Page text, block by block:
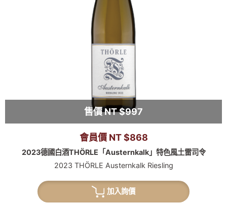
售價 NT $997
會員價 NT $868
2023德國白酒THÖRLE「Austernkalk」特色風土雷司令
2023 THÖRLE Austernkalk Riesling
加入詢價